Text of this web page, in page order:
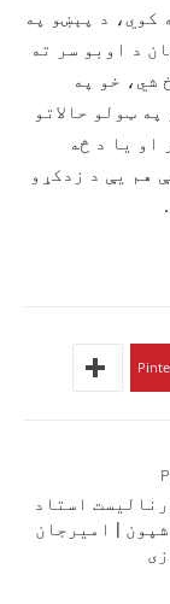
کوي، د پېښو په
د اوبو سر ته
شي، خو په
ټولو حالاتو
او یا د څه
هم یې د زدکړو
استاد
| امیرجان